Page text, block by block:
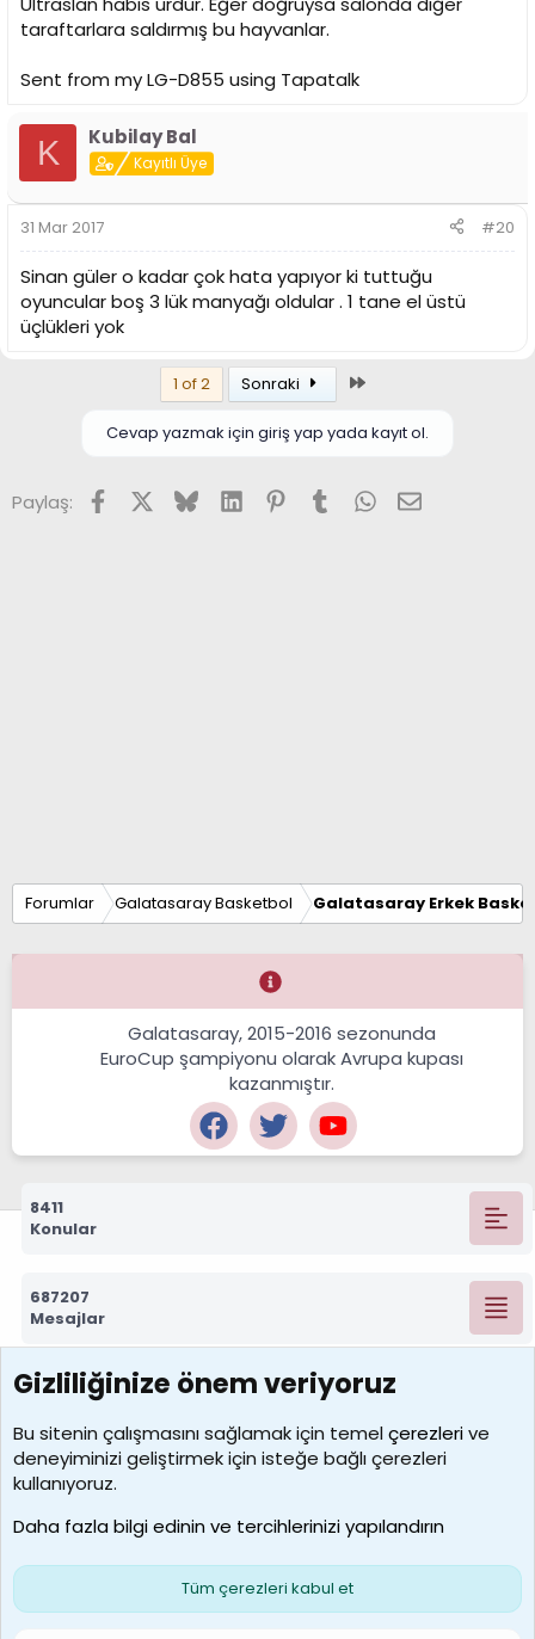
taraftarlara saldırmış bu hayvanlar.
Sent from my LG-D855 using Tapatalk
K Kubilay Bal
Kayıtlı Üye
31 Mar 2017 #20
Sinan güler o kadar çok hata yapıyor ki tuttuğu
oyuncular boş 3 lük manyağı oldular . 1 tane el üstü
üçlükleri yok
1 of 2 Sonraki
Cevap yazmak için giriş yap yada kayıt ol.
Paylaş: FacebookX (Twitter)
BlueskyLinkedInPinterest
TumblrWhatsApp
E-posta
Forumlar Galatasaray Basketbol Galatasaray Erkek
Galatasaray, 2015-2016 sezonunda
EuroCup şampiyonu olarak Avrupa kupası
kazanmıştır.
8411
Konular
687207
Mesajlar
7388
Kullanıcılar
borabekirogluu
Son üye
Çerezler
S
Gizliliğinize önem veriyoruz
Bu sitenin çalışmasını sağlamak için temelçerezlerive
deneyiminizi geliştirmek için isteğe bağlı çerezleri
kullanıyoruz.
Daha fazla bilgi edinin ve tercihlerinizi yapılandırın
Tüm çerezleri kabul et